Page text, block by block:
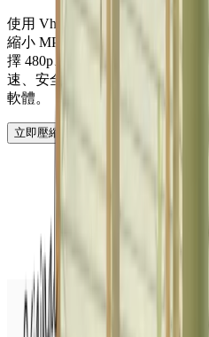
使用 Vheer's Video Compressor
縮小 MP4、AVI、MKV、MOV
擇 480p、720p 或 1080p 輸出，
速、安全、無水印。非常適合上
軟體。
立即壓縮視訊